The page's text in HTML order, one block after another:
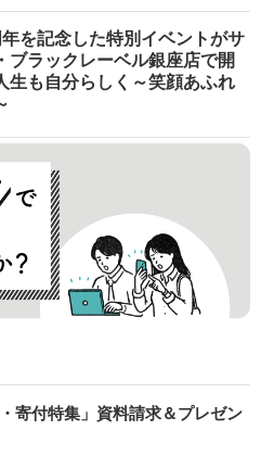
を記念した特別イベントがサ
ブラックレーベル銀座店で開
も自分らしく～笑顔あふれ
寄付特集」資料請求＆プレゼン